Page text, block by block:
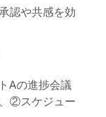
認や共感を効
Aの進捗会議
②スケジュー